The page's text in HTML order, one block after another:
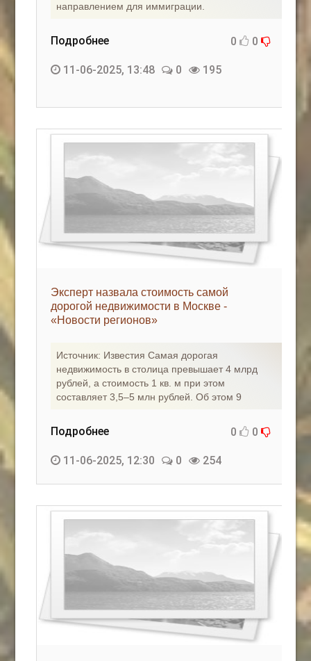
направлением для иммиграции.
Подробнее 0 0
11-06-2025, 13:48 0 195
Эксперт назвала стоимость самой
дорогой недвижимости в Москве -
«Новости регионов»
Источник: Известия Самая дорогая
недвижимость в столица превышает 4 млрд
рублей, а стоимость 1 кв. м при этом
составляет 3,5–5 млн рублей. Об этом 9
Подробнее 0 0
11-06-2025, 12:30 0 254